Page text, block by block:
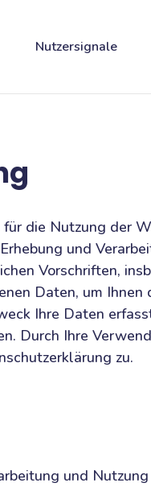
Nutzersignale
die Nutzung der
und
Vorschriften,
Daten, um
Ihre Daten
Durch Ihre
zu.
und